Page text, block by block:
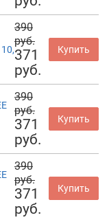
390
руб.
371
руб.
Купить
390
руб.
371
руб.
Купить
390
руб.
371
руб.
Купить